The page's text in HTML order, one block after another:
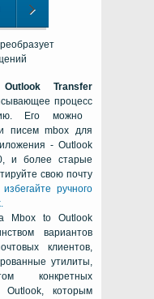
Transfer
процесс
. Его можно
писем mbox для
- Outlook
и более старые
свою почту
избегайте ручного
Mbox to Outlook
вариантов
клиентов,
утилиты,
конкретных
Outlook, которым